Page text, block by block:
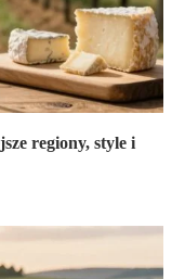
regiony, style i